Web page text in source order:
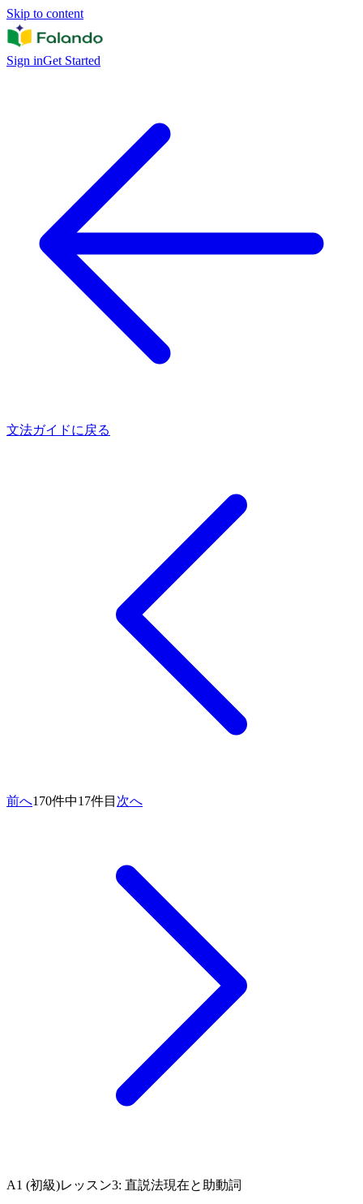
Skip to content
Sign inGet Started
文法ガイドに戻る
前へ170件中17件目 次へ
A1 (初級)レッスン3: 直説法現在と助動詞